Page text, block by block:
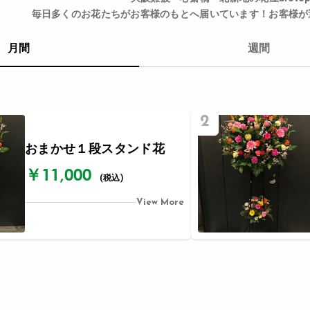
毎日多くのお花たちがお客様のもとへ届いています！お客様
月間 週間
おまかせ１段スタンド花
￥11,000 (税込)
View More
2